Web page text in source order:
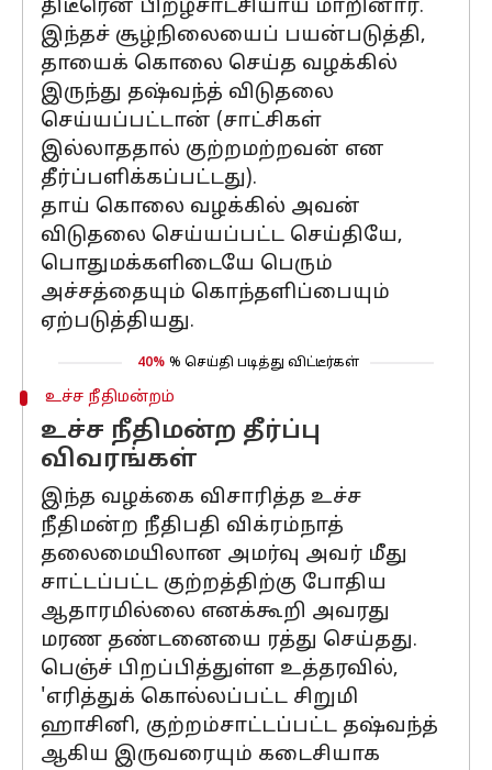
திடீரென பிறழ்சாட்சியாய் மாறினார்.
இந்தச் சூழ்நிலையைப் பயன்படுத்தி,
தாயைக் கொலை செய்த வழக்கில்
இருந்து தஷ்வந்த் விடுதலை
செய்யப்பட்டான் (சாட்சிகள்
இல்லாததால் குற்றமற்றவன் என
தீர்ப்பளிக்கப்பட்டது).
தாய் கொலை வழக்கில் அவன்
விடுதலை செய்யப்பட்ட செய்தியே,
பொதுமக்களிடையே பெரும்
அச்சத்தையும் கொந்தளிப்பையும்
ஏற்படுத்தியது.
40% % செய்தி படித்து விட்டீர்கள்
உச்ச நீதிமன்றம்
உச்ச நீதிமன்ற தீர்ப்பு
விவரங்கள்
இந்த வழக்கை விசாரித்த உச்ச
நீதிமன்ற நீதிபதி விக்ரம்நாத்
தலைமையிலான அமர்வு அவர் மீது
சாட்டப்பட்ட குற்றத்திற்கு போதிய
ஆதாரமில்லை எனக்கூறி அவரது
மரண தண்டனையை ரத்து செய்தது.
பெஞ்ச் பிறப்பித்துள்ள உத்தரவில்,
'எரித்துக் கொல்லப்பட்ட சிறுமி
ஹாசினி, குற்றம்சாட்டப்பட்ட தஷ்வந்த்
ஆகிய இருவரையும் கடைசியாக